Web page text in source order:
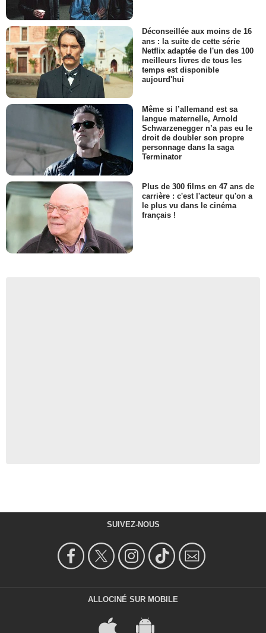
Déconseillée aux moins de 16
ans : la suite de cette série
Netflix adaptée de l'un des 100
meilleurs livres de tous les
temps est disponible
aujourd'hui
Même si l’allemand est sa
langue maternelle, Arnold
Schwarzenegger n’a pas eu le
droit de doubler son propre
personnage dans la saga
Terminator
Plus de 300 films en 47 ans de
carrière : c'est l'acteur qu'on a
le plus vu dans le cinéma
français !
SUIVEZ-NOUS
ALLOCINÉ SUR MOBILE